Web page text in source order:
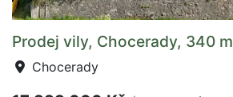
Prodej vily, Chocerady, 340 m
Chocerady